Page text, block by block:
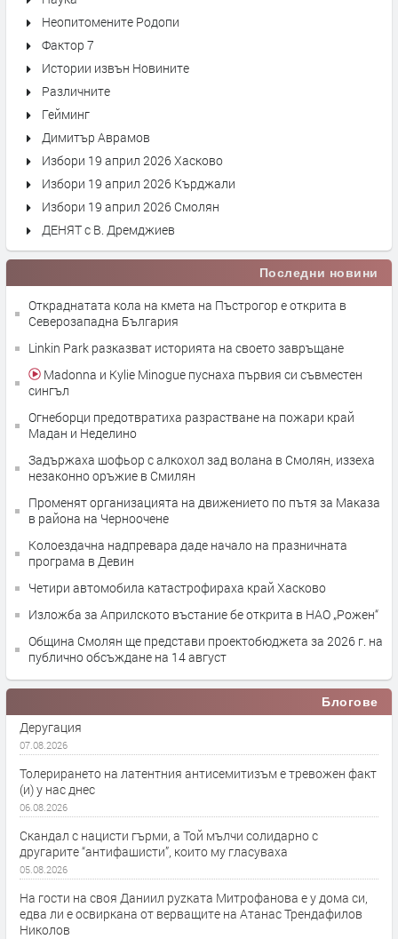
Неопитомените Родопи
Фактор 7
Истории извън Новините
Различните
Гейминг
Димитър Аврамов
Избори 19 април 2026 Хасково
Избори 19 април 2026 Кърджали
Избори 19 април 2026 Смолян
ДЕНЯТ с В. Дремджиев
Последни новини
Откраднатата кола на кмета на Пъстрогор е открита в
Северозападна България
Linkin Park разказват историята на своето завръщане
сингъл
Огнеборци предотвратиха разрастване на пожари край
Мадан и Неделино
Задържаха шофьор с алкохол зад волана в Смолян, иззеха
незаконно оръжие в Смилян
Променят организацията на движението по пътя за Маказа
в района на Черноочене
Колоездачна надпревара даде начало на празничната
програма в Девин
Четири автомобила катастрофираха край Хасково
Изложба за Априлското въстание бе открита в НАО „Рожен“
Община Смолян ще представи проектобюджета за 2026 г. на
публично обсъждане на 14 август
Блогове
Деругация
07.08.2026
Толерирането на латентния антисемитизъм е тревожен факт
(и) у нас днес
06.08.2026
Скандал с нацисти гърми, а Той мълчи солидарно с
другарите “антифашисти”, които му гласуваха
05.08.2026
На гости на своя Даниил руzката Митрофанова е у дома си,
едва ли е освиркана от верващите на Атанас Трендафилов
Николов